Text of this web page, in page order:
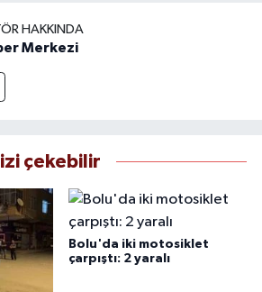
HAKKINDA
Merkezi
çekebilir
Bolu'da iki motosiklet
çarpıştı: 2 yaralı